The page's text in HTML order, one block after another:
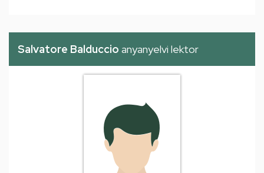
Salvatore Balduccio anyanyelvi lektor